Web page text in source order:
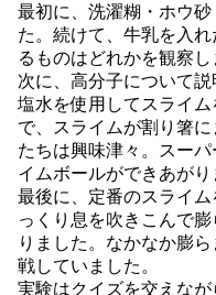
最初に、洗濯糊・ホウ
た。続けて、牛乳を入
るものはどれかを観察し
次に、高分子について
塩水を使用してスライ
で、スライムが割り箸
たちは興味津々。スー
イムボールができあがり
最後に、定番のスライ
っくり息を吹きこんで
りました。なかなか膨
戦していました。
実験はクイズを交えな